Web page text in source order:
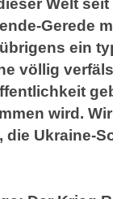
Welt
Gerede
ein
völlig
wird.
Ukraine-